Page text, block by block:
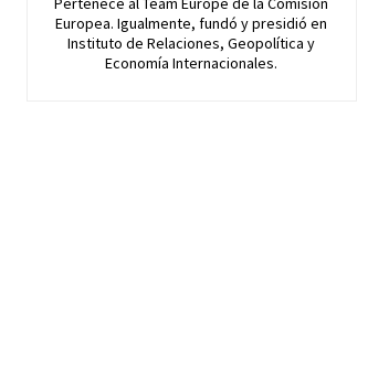
Europea. Igualmente, fundó y presidió en
Instituto de Relaciones, Geopolítica y
Economía Internacionales.